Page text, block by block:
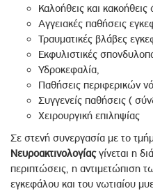
Καλοήθεις και
Αγγειακές παθήσεις
Τραυματικές βλάβες
Εκφυλιστικές
Υδροκεφαλία,
Παθήσεις περιφερικών
Συγγενείς παθήσεις (
Χειρουργική επιληψίας
Σε στενή συνεργασία με το
Νευροακτινολογίαςγίνεται η
περιπτώσεις, η αντιμετώπιση
εγκεφάλου και του νωτιαίου